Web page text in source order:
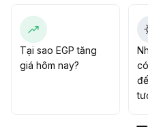
Tại sao EGP tăng
giá hôm nay?